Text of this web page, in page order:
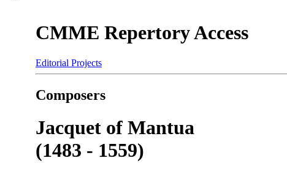
CMME Repertory Access
Editorial Projects
Composers
Jacquet of Mantua
(1483 - 1559)